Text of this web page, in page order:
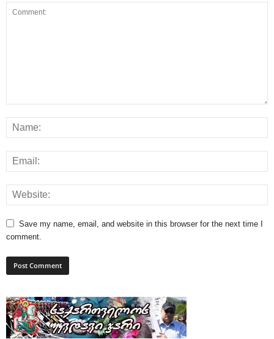
Save my name, email, and website in this browser for the next time I
comment.